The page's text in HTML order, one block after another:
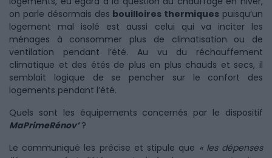
on parle désormais des bouilloires thermiques puisqu’un
logement mal isolé est aussi celui qui va inciter les
ménages à consommer plus de climatisation ou de
ventilation pendant l’été. Au vu du réchauffement
climatique et des étés de plus en plus chauds et secs, il
semblait logique de se pencher sur le confort des
logements pendant l’été.
Quels sont les équipements concernés par le dispositif
MaPrimeRénov’?
Le communiqué les précise et stipule que « les dépenses